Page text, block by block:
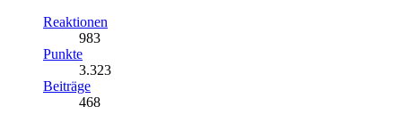
Reaktionen
983
Punkte
3.323
Beiträge
468